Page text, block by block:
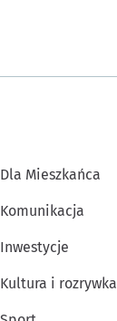
Dla Mieszkańca
Komunikacja
Inwestycje
Kultura i rozrywka